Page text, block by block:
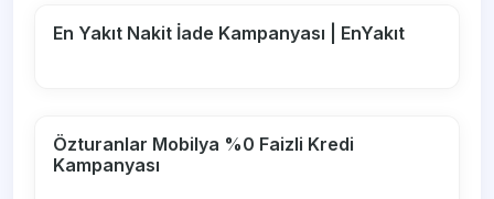
En Yakıt Nakit İade Kampanyası | EnYakıt
Özturanlar Mobilya %0 Faizli Kredi
Kampanyası